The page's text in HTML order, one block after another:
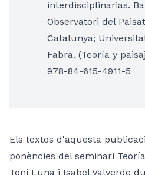
interdisciplinarias.
Observatori del
Catalunya;
Fabra. (Teoría y
978-84-615-4911-5
Els textos d'aquesta
ponències del seminari
Toni Luna i Isabel Valverde